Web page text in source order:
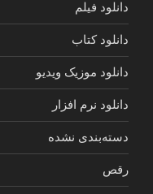
دانلود فیلم
دانلود کتاب
دانلود موزیک ویدیو
دانلود نرم افزار
دسته‌بندی نشده
رقص